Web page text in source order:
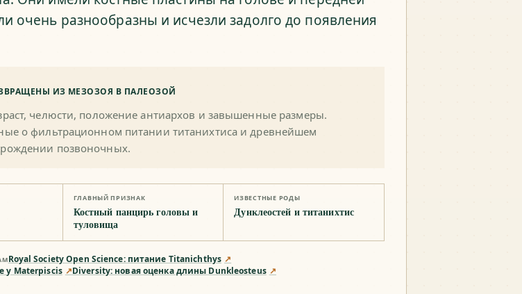
очень разнообразны и исчезли задолго до появления
ИЗ МЕЗОЗОЯ В ПАЛЕОЗОЙ
челюсти, положение антиархов и завышенные размеры.
о фильтрационном питании титанихтиса и древнейшем
позвоночных.
ГЛАВНЫЙ ПРИЗНАК
Костный панцирь головы и
туловища
ИЗВЕСТНЫЕ РОДЫ
Дунклеостей и титанихтис
Royal Society Open Science: питание Titanichthys ↗
у Materpiscis ↗Diversity: новая оценка длины Dunkleosteus ↗